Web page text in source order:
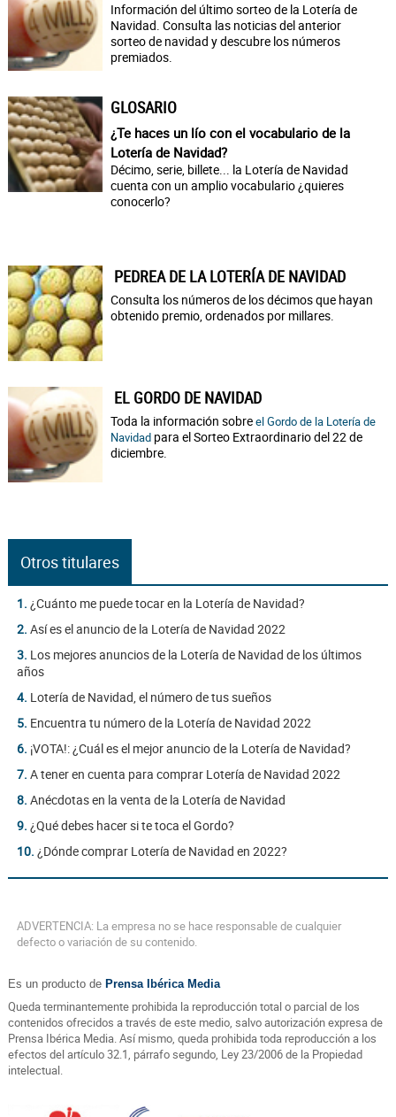
Información del último sorteo de la Lotería de
Navidad. Consulta las noticias del anterior
sorteo de navidad y descubre los números
premiados.
GLOSARIO
¿Te haces un lío con el vocabulario de la
Lotería de Navidad?
Décimo, serie, billete... la Lotería de Navidad
cuenta con un amplio vocabulario ¿quieres
conocerlo?
PEDREA DE LA LOTERÍA DE NAVIDAD
Consulta los números de los décimos que hayan
obtenido premio, ordenados por millares.
EL GORDO DE NAVIDAD
Toda la información sobreel Gordo de la Lotería de
Navidad para el Sorteo Extraordinario del 22 de
diciembre.
Otros titulares
1. ¿Cuánto me puede tocar en la Lotería de Navidad?
2. Así es el anuncio de la Lotería de Navidad 2022
3. Los mejores anuncios de la Lotería de Navidad de los últimos
años
4. Lotería de Navidad, el número de tus sueños
5. Encuentra tu número de la Lotería de Navidad 2022
6. ¡VOTA!: ¿Cuál es el mejor anuncio de la Lotería de Navidad?
7. A tener en cuenta para comprar Lotería de Navidad 2022
8. Anécdotas en la venta de la Lotería de Navidad
9. ¿Qué debes hacer si te toca el Gordo?
10. ¿Dónde comprar Lotería de Navidad en 2022?
ADVERTENCIA: La empresa no se hace responsable de cualquier
defecto o variación de su contenido.
Es un producto de Prensa Ibérica Media
Queda terminantemente prohibida la reproducción total o parcial de los
contenidos ofrecidos a través de este medio, salvo autorización expresa de
Prensa Ibérica Media. Así mismo, queda prohibida toda reproducción a los
efectos del artículo 32.1, párrafo segundo, Ley 23/2006 de la Propiedad
intelectual.